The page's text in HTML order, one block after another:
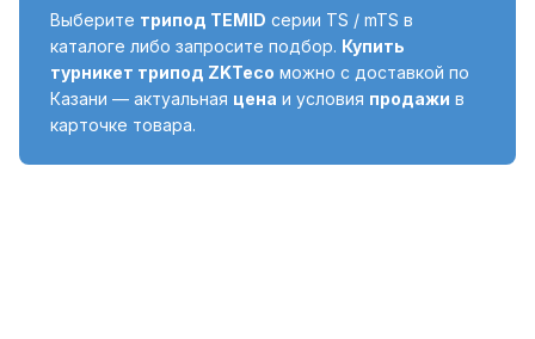
Выберите трипод TEMID серии TS / mTS в
каталоге либо запросите подбор. Купить
турникет трипод ZKTeco можно с доставкой по
Казани — актуальная цена и условия продажи в
карточке товара.